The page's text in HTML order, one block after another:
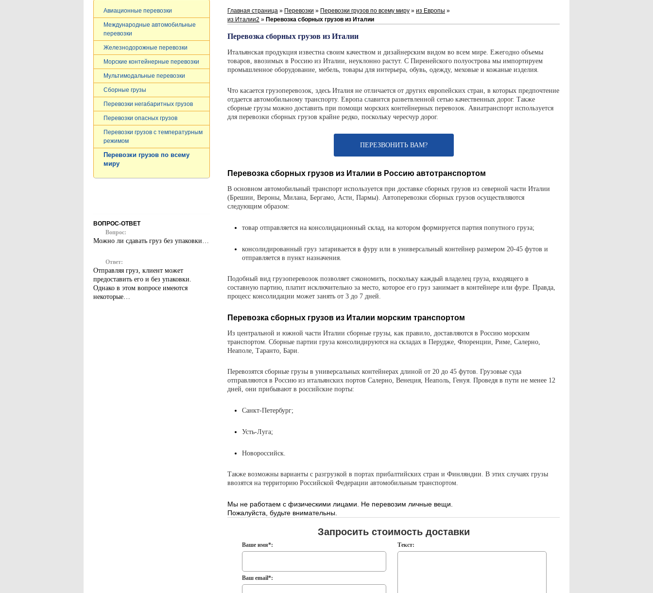
Главная страница » Перевозки » Перевозки грузов по всему миру » из Европы »
из Италии2 » Перевозка сборных грузов из Италии
Перевозка сборных грузов из Италии
Итальянская продукция известна своим качеством и дизайнерским видом во всем мире. Ежегодно объемы
товаров, ввозимых в Россию из Италии, неуклонно растут. С Пиренейского полуострова мы импортируем
промышленное оборудование, мебель, товары для интерьера, обувь, одежду, меховые и кожаные изделия.
Что касается грузоперевозок, здесь Италия не отличается от других европейских стран, в которых предпочтение
отдается автомобильному транспорту. Европа славится разветвленной сетью качественных дорог. Также
сборные грузы можно доставить при помощи морских контейнерных перевозок. Авиатранспорт используется
для перевозки сборных грузов крайне редко, поскольку чересчур дорог.
ПЕРЕЗВОНИТЬ ВАМ?
Перевозка сборных грузов из Италии в Россию автотранспортом
В основном автомобильный транспорт используется при доставке сборных грузов из северной части Италии
(Брешии, Вероны, Милана, Бергамо, Асти, Пармы). Автоперевозки сборных грузов осуществляются
следующим образом:
товар отправляется на консолидационный склад, на котором формируется партия попутного груза;
консолидированный груз затаривается в фуру или в универсальный контейнер размером 20-45 футов и
отправляется в пункт назначения.
Подобный вид грузоперевозок позволяет сэкономить, поскольку каждый владелец груза, входящего в
составную партию, платит исключительно за место, которое его груз занимает в контейнере или фуре. Правда,
процесс консолидации может занять от 3 до 7 дней.
Перевозка сборных грузов из Италии морским транспортом
Из центральной и южной части Италии сборные грузы, как правило, доставляются в Россию морским
транспортом. Сборные партии груза консолидируются на складах в Перудже, Флоренции, Риме, Салерно,
Неаполе, Таранто, Бари.
Перевозятся сборные грузы в универсальных контейнерах длиной от 20 до 45 футов. Грузовые суда
отправляются в Россию из итальянских портов Салерно, Венеция, Неаполь, Генуя. Проведя в пути не менее 12
дней, они прибывают в российские порты:
Санкт-Петербург;
Усть-Луга;
Новороссийск.
Также возможны варианты с разгрузкой в портах прибалтийских стран и Финляндии. В этих случаях грузы
ввозятся на территорию Российской Федерации автомобильным транспортом.
Мы не работаем с физическими лицами. Не перевозим личные вещи.
Пожалуйста, будьте внимательны.
Запросить стоимость доставки
Ваше имя*:
Ваш email*:
Текст:
Авиационные перевозки
Международные автомобильные
перевозки
Железнодорожные перевозки
Морские контейнерные перевозки
Мультимодальные перевозки
Сборные грузы
Перевозки негабаритных грузов
Перевозки опасных грузов
Перевозки грузов c температурным
режимом
Перевозки грузов по всему
миру
ВОПРОС-ОТВЕТ
Вопрос:
Можно ли сдавать груз без упаковки…
Ответ:
Отправляя груз, клиент может
предоставить его и без упаковки.
Однако в этом вопросе имеются
некоторые…